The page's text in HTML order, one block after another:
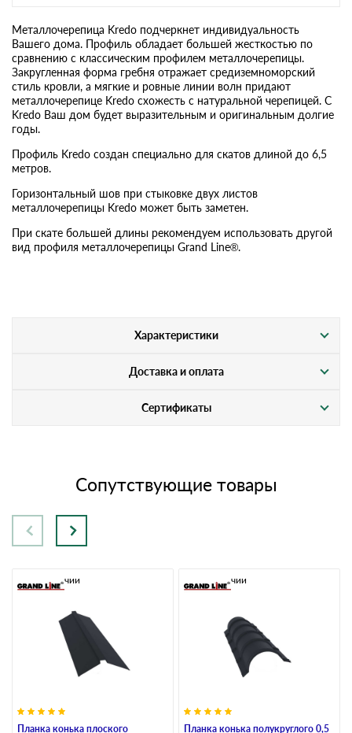
Металлочерепица Kredo подчеркнет индивидуальность
Вашего дома. Профиль обладает большей жесткостью по
сравнению с классическим профилем металлочерепицы.
Закругленная форма гребня отражает средиземноморский
стиль кровли, а мягкие и ровные линии волн придают
металлочерепице Kredo схожесть с натуральной черепицей. С
Kredo Ваш дом будет выразительным и оригинальным долгие
годы.
Профиль Kredo создан специально для скатов длиной до 6,5
метров.
Горизонтальный шов при стыковке двух листов
металлочерепицы Kredo может быть заметен.
При скате большей длины рекомендуем использовать другой
вид профиля металлочерепицы Grand Line®.
Характеристики
Доставка и оплата
Сертификаты
Сопутствующие товары
Планка конька плоского
В наличии
Планка конька полукруглого 0,5
В наличии